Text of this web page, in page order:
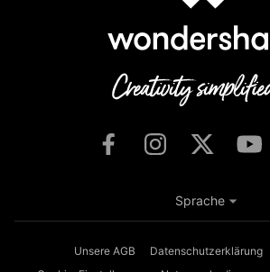
Unsere AGB Datenschutzerklärung
Sprache